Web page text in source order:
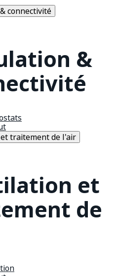
connectivité
&
traitement de l'air
et
de